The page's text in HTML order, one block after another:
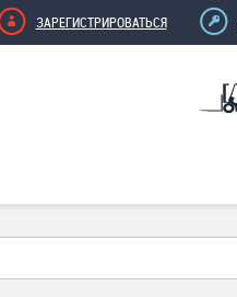
ЗАРЕГИСТРИРОВАТЬСЯ